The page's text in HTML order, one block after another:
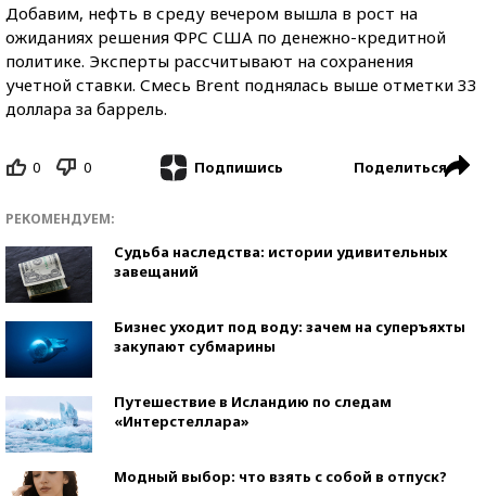
Добавим, нефть в среду вечером вышла в рост на
ожиданиях решения ФРС США по денежно-кредитной
политике. Эксперты рассчитывают на сохранения
учетной ставки. Смесь Brent поднялась выше отметки 33
доллара за баррель.
0 0 Подпишись Поделиться
РЕКОМЕНДУЕМ:
Судьба наследства: истории удивительных
завещаний
Бизнес уходит под воду: зачем на суперъяхты
закупают субмарины
Путешествие в Исландию по следам
«Интерстеллара»
Модный выбор: что взять с собой в отпуск?